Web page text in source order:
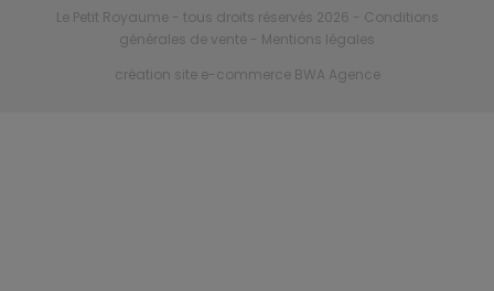
Le Petit Royaume - tous droits réservés 2026 - Conditions
générales de vente - Mentions légales
création site e-commerce BWA Agence